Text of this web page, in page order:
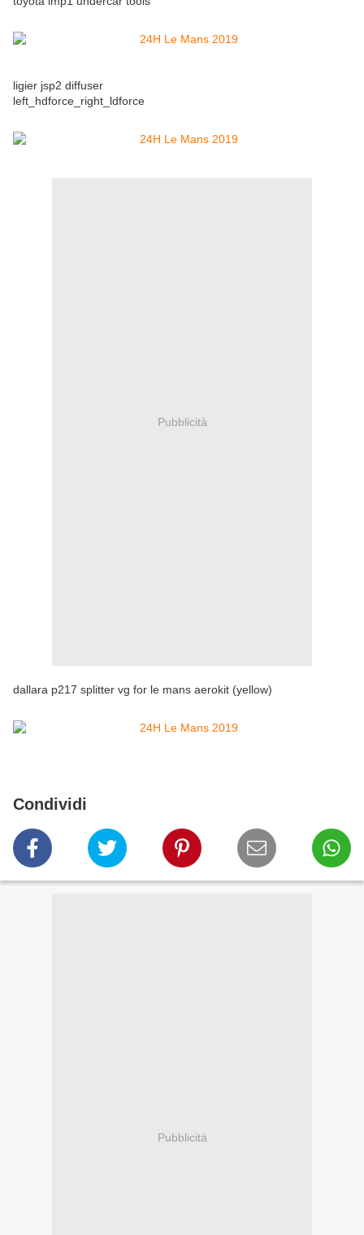
ligier jsp2 diffuser
left_hdforce_right_ldforce
Pubblicità
dallara p217 splitter vg for le mans aerokit (yellow)
Condividi
Pubblicità